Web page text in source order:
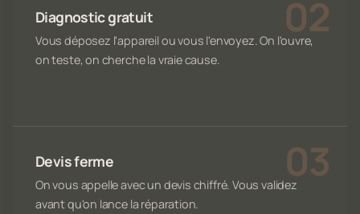
Diagnostic gratuit
Vous déposez l'appareil ou vous l'envoyez. On l'ouvre,
on teste, on cherche la vraie cause.
Devis ferme
On vous appelle avec un devis chiffré. Vous validez
avant qu'on lance la réparation.